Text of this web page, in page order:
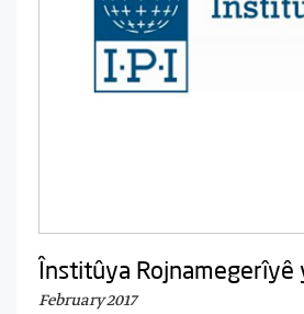
Înstitûya Rojnamegerîyê
February 2017